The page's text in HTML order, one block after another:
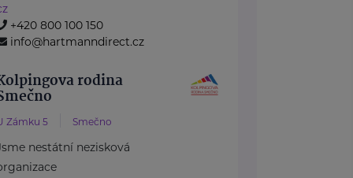
+420 800 100 150
info@hartmanndirect.cz
rodina
Zámku 5 Smečno
nestátní nezisková